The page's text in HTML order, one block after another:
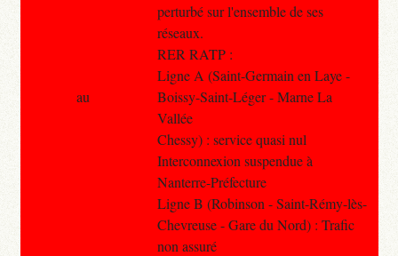
perturbé sur l'ensemble de ses
réseaux.
RER RATP :
Ligne A (Saint-Germain en Laye -
Boissy-Saint-Léger - Marne La
Vallée
Chessy) : service quasi nul
Interconnexion suspendue à
Nanterre-Préfecture
Ligne B (Robinson - Saint-Rémy-lès-
Chevreuse - Gare du Nord) : Trafic
non assuré
au